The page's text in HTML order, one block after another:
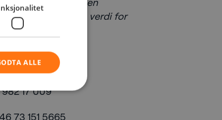
kunderelevans og verdi for
17 009
73 151 5665
ALLE